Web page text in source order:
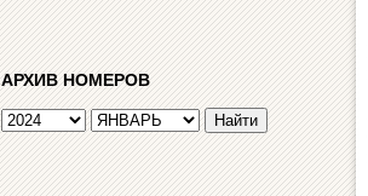
АРХИВ НОМЕРОВ